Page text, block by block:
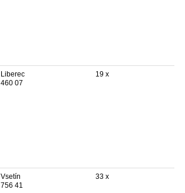
Liberec
460 07
19 x
Vsetín
756 41
33 x